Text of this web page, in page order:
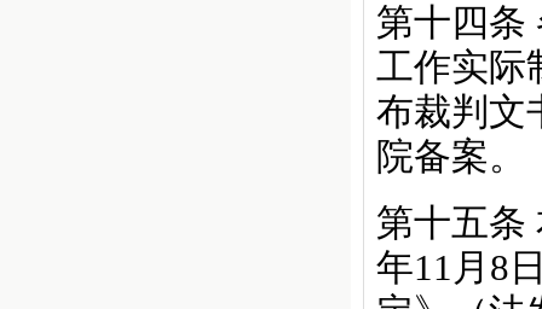
第十四条
工作实际
布裁判文
院备案。
第十五条
年11月8